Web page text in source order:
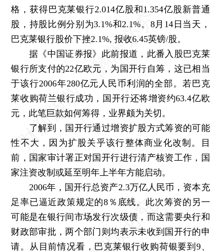
格，获得巴克莱银行2.014亿股和1.354亿股新普通
股，持股比例分别为3.1%和2.1%。8月14日当天，
巴克莱银行股价下挫2.1%, 报收6.45英镑/股。
据《中国证券报》此前报道，此番入股巴克莱
银行所支付的22亿欧元，为国开行自筹，这已相当
于该行2006年280亿元人民币利润的全部。若巴克
莱收购荷兰银行成功，国开行还将增资约63.4亿欧
元，此笔巨款如何筹得，业界颇为关切。
了解到，国开行通过增资扩股方式筹资的可能
性不大，因为扩股关乎该行整体商业化改制。目
前，国家审计署正对国开行进行清产核资工作，国
家注资改制或延至明年上半年方能启动。
2006年，国开行总资产2.3万亿人民币，资本充
足率已逼近政策规定的8％底线。此次筹资的另一
可能是在银行间市场发行次级债，而这需要央行和
财政部审批，两个部门则均表示未收到国开行的申
请。从目前情况看，巴克莱银行收购荷银要到9、